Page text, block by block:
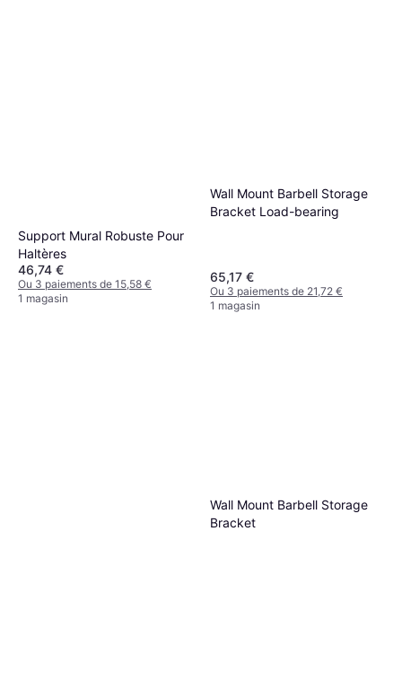
Support Mural Robuste Pour
Haltères
46,74 €
Ou 3 paiements de 15,58 €
1 magasin
Wall Mount Barbell Storage
Bracket Load-bearing
65,17 €
Ou 3 paiements de 21,72 €
1 magasin
Wall Mount Barbell Storage
Bracket